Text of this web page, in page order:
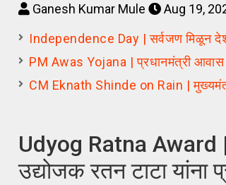
Ganesh Kumar Mule
Aug 19,
Independence Day | सर्वजण मिळून
PM Awas Yojana | प्रधानमंत्री आवास
CM Eknath Shinde on Rain |
Udyog Ratna Award |
उद्योजक रतन टाटा यांना